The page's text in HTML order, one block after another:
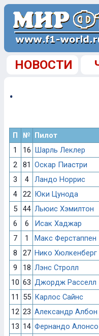
НОВОСТИ
.
П № Пилот
1
16 Шарль Леклер
2
81 Оскар Пиастри
3
4 Ландо Норрис
4
22 Юки Цунода
5
44 Льюис Хэмилтон
6
6 Исак Хаджар
7
1 Макс Ферстаппен
8
27 Нико Хюлкенберг
9
18 Лэнс Стролл
10 63 Джордж Расселл
11
55 Карлос Сайнс
12 23 Александр Албон
13 14 Фернандо Алонсо